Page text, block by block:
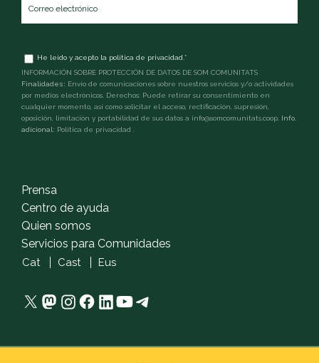
electrónico*
TérminosHe leído y acepto la política de privacidad *
INFORMACIÓN SOBRE PROTECCIÓN DE DATOS DE SOM COMUNITATS
Finalidades: Envío de comunicaciones sobre nuestros servicios y/o actividades
por medios electrónicos. Derechos: Puede retirar su consentimiento en
cualquier momento, así como solicitar el acceso, rectificación, supresión,
oposición, limitación y portabilidad de sus datos a info@somcomunitats.coop. Info.
adicional: Política de privacidad
Prensa
Centro de ayuda
Quien somos
Servicios para Comunidades
Cat Cast Eus
X Mastodon
Instagram
Facebook
LinkedIn
YouTube
Telegram